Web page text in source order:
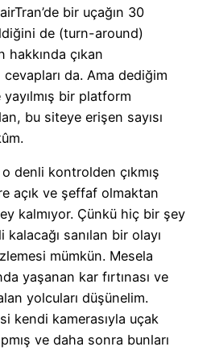
bir uçağın 30
de (turn-around)
çıkan
da. Ama dediğim
bir platform
bu siteye erişen sayısı
denli kontrolden çıkmış
açık ve şeffaf olmaktan
kalmıyor. Çünkü hiç bir şey
sanılan bir olayı
mümkün. Mesela
yaşanan kar fırtınası ve
yolcuları düşünelim.
kendi kamerasıyla uçak
ve daha sonra bunları